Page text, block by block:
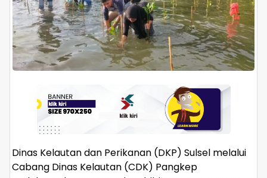
Dinas Kelautan dan Perikanan (DKP) Sulsel melalui
Cabang Dinas Kelautan (CDK) Pangkep